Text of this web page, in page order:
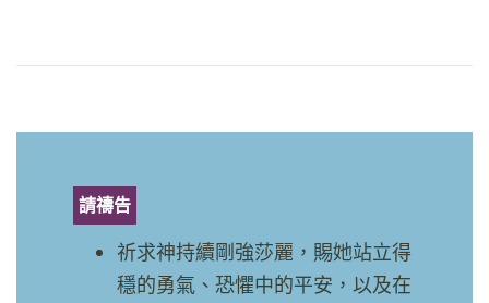
請禱告
祈求神持續剛強莎麗，賜她站立得
穩的勇氣、恐懼中的平安，以及在